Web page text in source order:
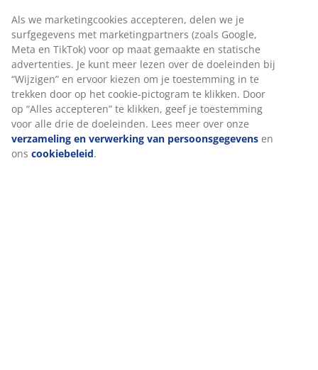
Als we marketingcookies accepteren, delen we je
surfgegevens met marketingpartners (zoals Google,
Meta en TikTok) voor op maat gemaakte en statische
advertenties. Je kunt meer lezen over de doeleinden bij
“Wijzigen” en ervoor kiezen om je toestemming in te
trekken door op het cookie-pictogram te klikken. Door
op “Alles accepteren” te klikken, geef je toestemming
voor alle drie de doeleinden. Lees meer over onze
verzameling en verwerking van persoonsgegevens en
ons cookiebeleid.